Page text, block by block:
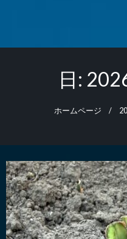
日:
ホームページ